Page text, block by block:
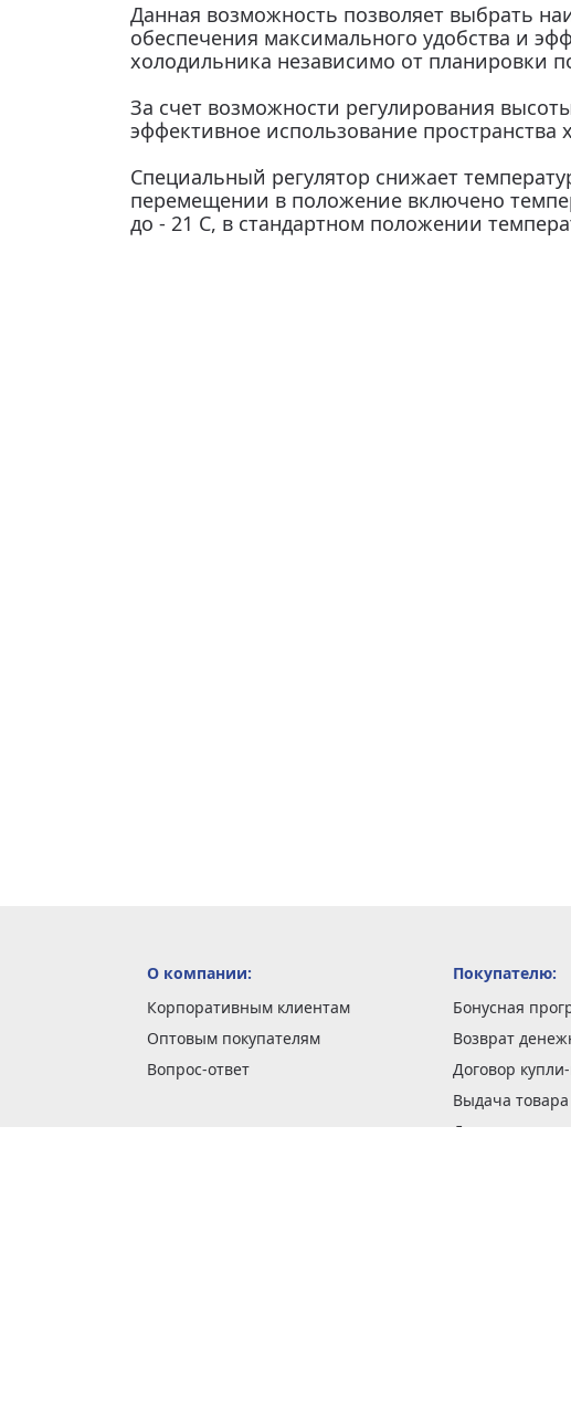
Данная возможность позволяет выбрать
обеспечения максимального удобства и
холодильника независимо от планировки
За счет возможности регулирования
эффективное использование пространства
Специальный регулятор снижает
перемещении в положение включено
до - 21 С, в стандартном положении
О компании:
Корпоративным клиентам
Оптовым покупателям
Вопрос-ответ
Покупателю:
Бонусная
Возврат
Договор
Выдача товара
Доставка